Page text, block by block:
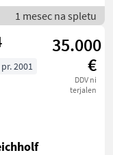
1 mesec na spletu
35.000
€
DDV ni
terjalen
pr. 2001